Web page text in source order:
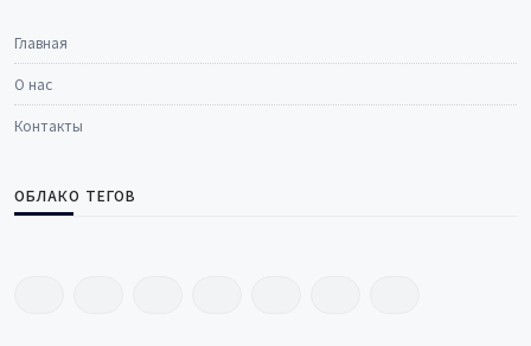
Главная
О нас
Контакты
ОБЛАКО ТЕГОВ